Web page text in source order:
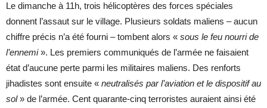
Le dimanche à 11h, trois hélicoptères des forces spéciales
donnent l’assaut sur le village. Plusieurs soldats maliens – aucun
chiffre précis n’a été fourni – tombent alors « sous le feu nourri de
l’ennemi». Les premiers communiqués de l’armée ne faisaient
état d’aucune perte parmi les militaires maliens. Des renforts
jihadistes sont ensuite « neutralisés par l’aviation et le dispositif au
sol» de l’armée. Cent quarante-cinq terroristes auraient ainsi été